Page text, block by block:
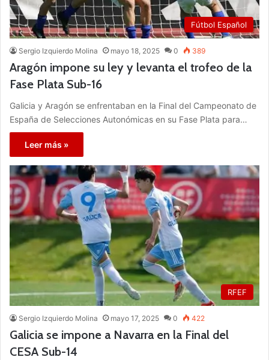
Fútbol Español
Sergio Izquierdo Molina mayo 18, 2025 0 389
Aragón impone su ley y levanta el trofeo de la
Fase Plata Sub-16
Galicia y Aragón se enfrentaban en la Final del Campeonato de
España de Selecciones Autonómicas en su Fase Plata para…
Leer más »
RFEF
Sergio Izquierdo Molina mayo 17, 2025 0 422
Galicia se impone a Navarra en la Final del
CESA Sub-14